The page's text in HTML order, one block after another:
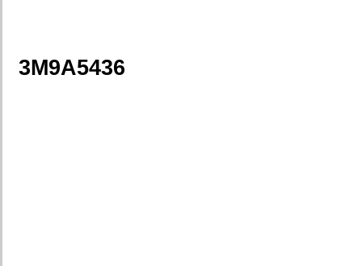
3M9A5436